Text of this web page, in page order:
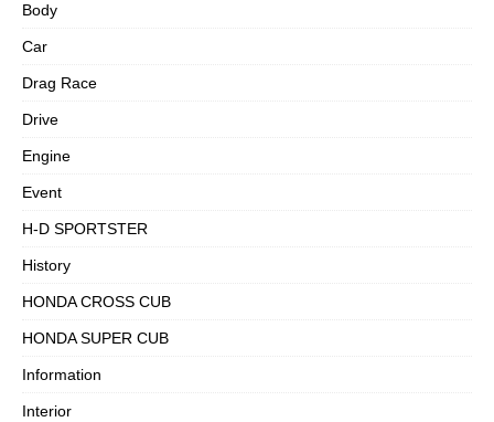
Body
Car
Drag Race
Drive
Engine
Event
H-D SPORTSTER
History
HONDA CROSS CUB
HONDA SUPER CUB
Information
Interior